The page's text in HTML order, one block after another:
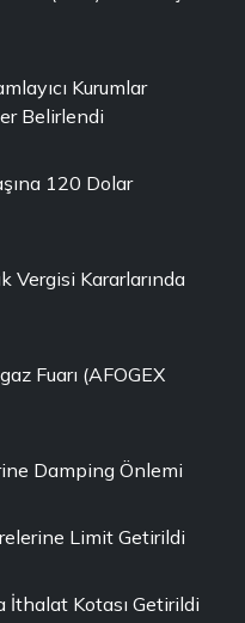
Kurumlar
Belirlendi
120 Dolar
Vergisi Kararlarında
Fuarı (AFOGEX
Damping Önlemi
Limit Getirildi
İthalat Kotası Getirildi